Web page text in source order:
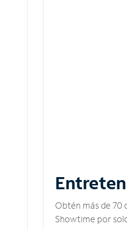
Obtén más de 70
Showtime por